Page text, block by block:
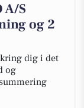
A/S
og 2
dig i det
og